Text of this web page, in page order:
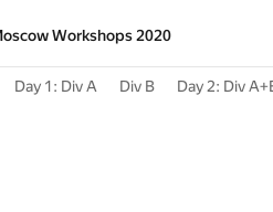
Workshops 2020
Day 1: Div A Div B Day 2: Div